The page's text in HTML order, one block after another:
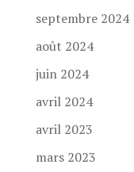
septembre 2024
août 2024
juin 2024
avril 2024
avril 2023
mars 2023